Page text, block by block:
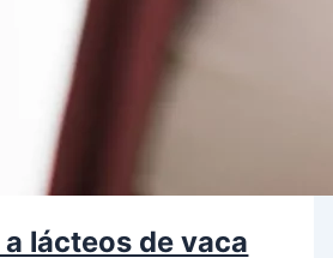
lácteos de vaca